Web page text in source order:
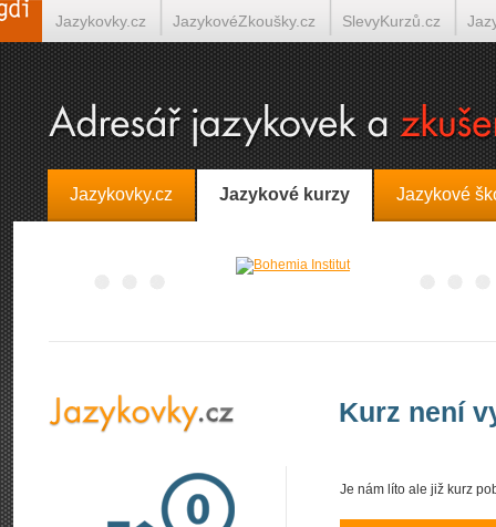
Jazykovky.cz Jazykové kurzy Jazykové
Kurz není
Je nám líto ale již kurz
Jazykovky.cz JazykovéZkoušky.cz SlevyKurzů.cz
Španělština on-line Italština on-line Tlumočení-